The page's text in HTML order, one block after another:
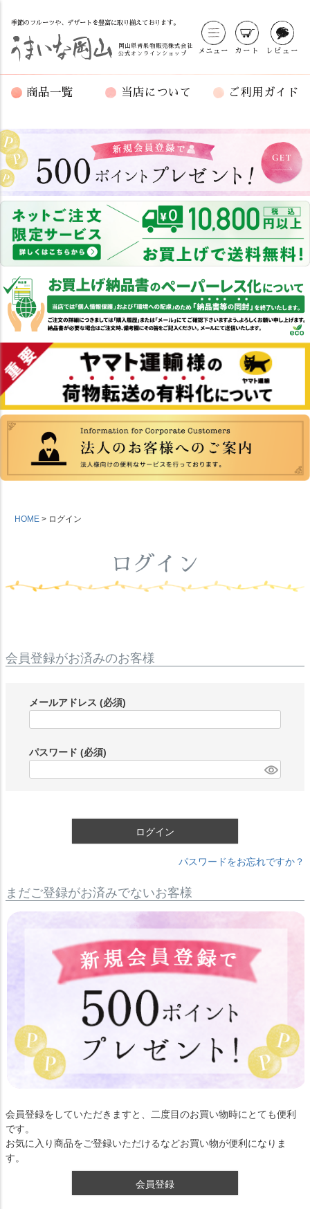
季節のフルーツや、デザートを豊富に取り揃えております。
岡山県青果物販売株式会社
公式オンラインショップ
メニュー カート レビュー
商品一覧 当店について ご利用ガイド
HOME ログイン
ログイン
会員登録がお済みのお客様
メールアドレス (必須)
パスワード (必須)
ログイン
パスワードをお忘れですか？
まだご登録がお済みでないお客様
会員登録をしていただきますと、二度目のお買い物時にとても便利
です。
お気に入り商品をご登録いただけるなどお買い物が便利になりま
す。
会員登録